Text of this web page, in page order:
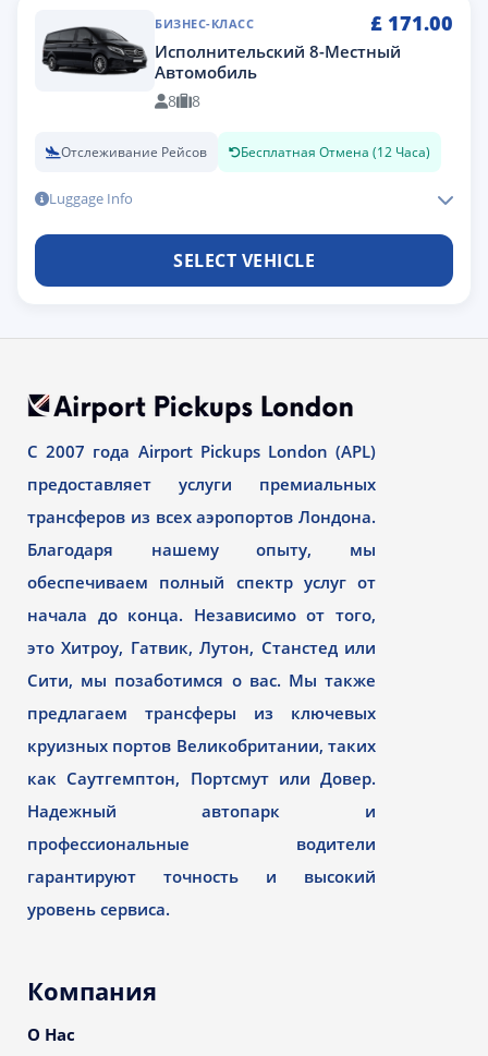
БИЗНЕС-КЛАСС £ 171.00
Исполнительский 8-Местный
Автомобиль
8 8
Отслеживание Рейсов Бесплатная Отмена (12 Часа)
Luggage Info
SELECT VEHICLE
С 2007 года Airport Pickups London (APL)
предоставляет услуги премиальных
трансферов из всех аэропортов Лондона.
Благодаря нашему опыту, мы
обеспечиваем полный спектр услуг от
начала до конца. Независимо от того,
это Хитроу, Гатвик, Лутон, Станстед или
Сити, мы позаботимся о вас. Мы также
предлагаем трансферы из ключевых
круизных портов Великобритании, таких
как Саутгемптон, Портсмут или Довер.
Надежный автопарк и
профессиональные водители
гарантируют точность и высокий
уровень сервиса.
Компания
О Нас